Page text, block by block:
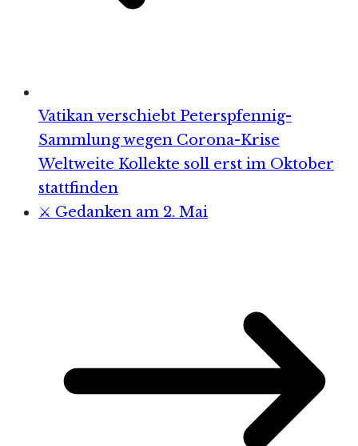
Vatikan verschiebt Peterspfennig-
Sammlung wegen Corona-Krise
Weltweite Kollekte soll erst im Oktober
stattfinden
⚔️ Gedanken am 2. Mai